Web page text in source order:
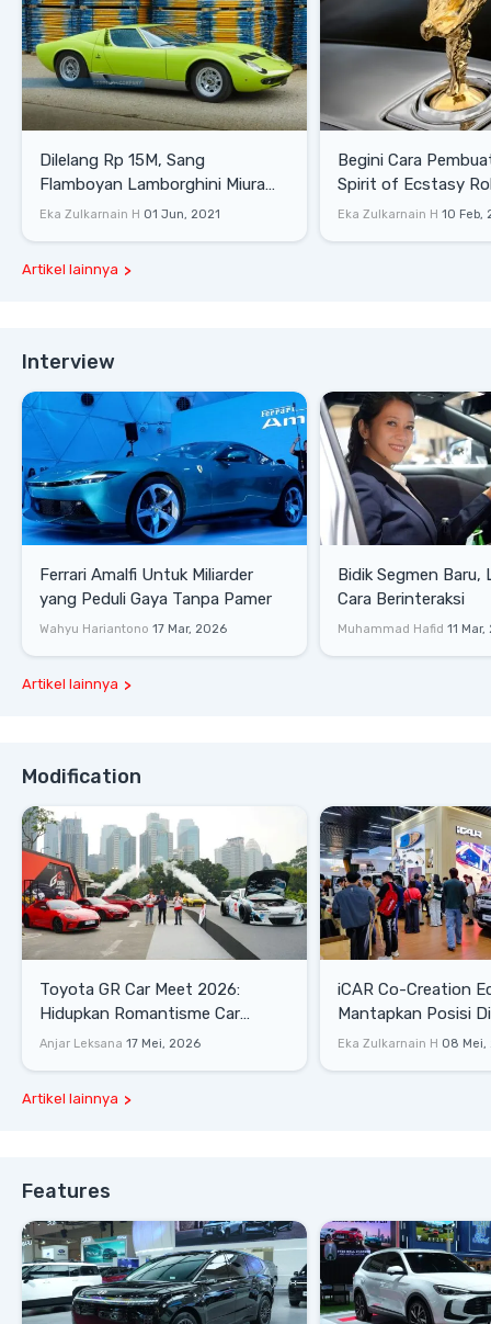
Dilelang Rp 15M, Sang
Flamboyan Lamborghini Miura
P400 S
Eka Zulkarnain H 01 Jun, 2021
Begini Cara
Spirit of Ecstasy
Eka Zulkarnain H 10 Feb,
Artikel lainnya
Interview
Ferrari Amalfi Untuk Miliarder
yang Peduli Gaya Tanpa Pamer
Wahyu Hariantono 17 Mar, 2026
Bidik Segmen Baru,
Cara Berinteraksi
Muhammad Hafid 11
Artikel lainnya
Modification
Toyota GR Car Meet 2026:
Hidupkan Romantisme Car
Culture Era 90-an
Anjar Leksana 17 Mei, 2026
iCAR Co-Creation
Mantapkan Posisi
Gaya Hidup
Eka Zulkarnain H 08 Mei,
Artikel lainnya
Features